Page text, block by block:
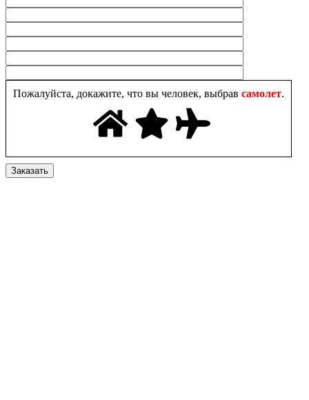
Пожалуйста, докажите, что вы человек, выбрав самолет.